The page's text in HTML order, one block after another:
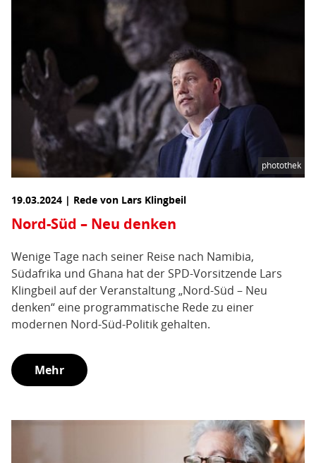
photothek
19.03.2024 | Rede von Lars Klingbeil
Nord-Süd – Neu denken
Wenige Tage nach seiner Reise nach Namibia,
Südafrika und Ghana hat der SPD-Vorsitzende Lars
Klingbeil auf der Veranstaltung „Nord-Süd – Neu
denken“ eine programmatische Rede zu einer
modernen Nord-Süd-Politik gehalten.
Mehr